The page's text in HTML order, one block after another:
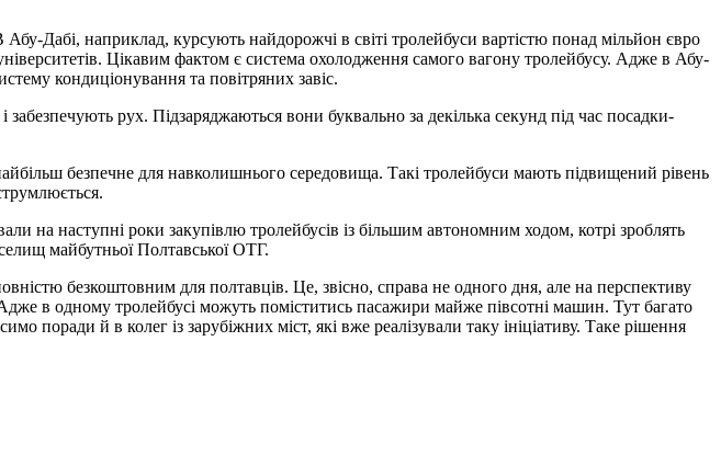
Абу-Дабі, наприклад, курсують найдорожчі в світі тролейбуси вартістю понад мільйон євро
Цікавим фактом є система охолодження самого вагону тролейбусу. Адже в Абу-
кондиціонування та повітряних завіс.
рух. Підзаряджаються вони буквально за декілька секунд під час посадки-
безпечне для навколишнього середовища. Такі тролейбуси мають підвищений рівень
на наступні роки закупівлю тролейбусів із більшим автономним ходом, котрі зроблять
майбутньої Полтавської ОТГ.
безкоштовним для полтавців. Це, звісно, справа не одного дня, але на перспективу
в одному тролейбусі можуть поміститись пасажири майже півсотні машин. Тут багато
поради й в колег із зарубіжних міст, які вже реалізували таку ініціативу. Таке рішення